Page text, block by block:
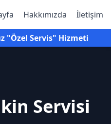
Hakkımızda İletişim
"Özel Servis" Hizmeti
Servisi